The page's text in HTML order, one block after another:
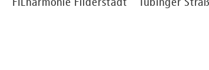
FILharmonie Filderstadt Tübinger